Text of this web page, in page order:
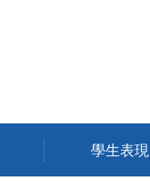
學生表現